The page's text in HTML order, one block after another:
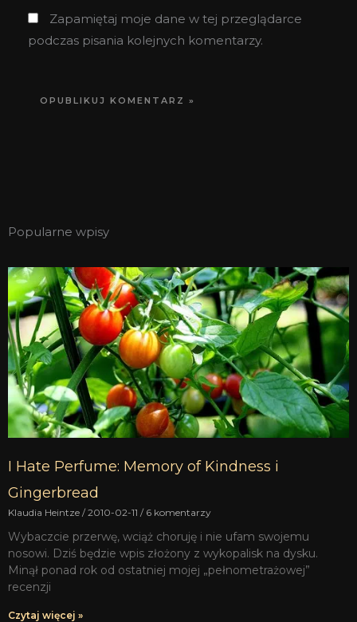
Zapamiętaj moje dane w tej przeglądarce
podczas pisania kolejnych komentarzy.
Popularne wpisy
I Hate Perfume: Memory of Kindness i
Gingerbread
Klaudia Heintze 2010-02-11 6 komentarzy
Wybaczcie przerwę, wciąż choruję i nie ufam swojemu
nosowi. Dziś będzie wpis złożony z wykopalisk na dysku.
Minął ponad rok od ostatniej mojej „pełnometrażowej”
recenzji
Czytaj więcej »